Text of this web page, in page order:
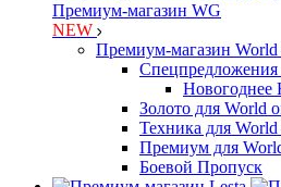
Премиум-магазин WG
NEW
Премиум-магазин World
Спецпредложения
Новогоднее
Золото для World
Техника для
Премиум для
Боевой Пропуск